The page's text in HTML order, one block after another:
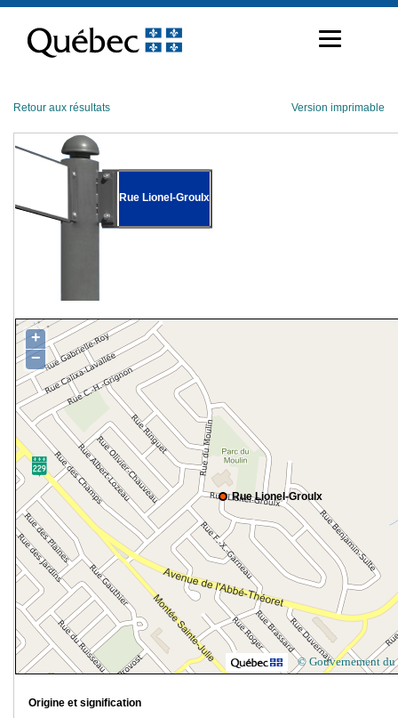
contenu
Retour aux résultats Version imprimable
Rue Lionel-Groulx
Rue Lionel-Groulx
+
−
© Gouvernement du
Origine et signification